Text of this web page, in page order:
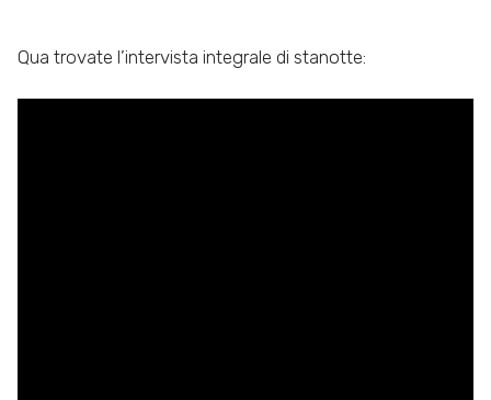
Qua trovate l’intervista integrale di stanotte: